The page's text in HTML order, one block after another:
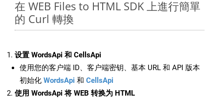
在 WEB Files to HTML SDK 上進行簡單
的 Curl 轉換
设置 WordsApi 和 CellsApi
使用您的客户端 ID、客户端密钥、基本 URL 和 API 版本
初始化 WordsApi 和 CellsApi
使用 WordsApi 将 WEB 转换为 HTML